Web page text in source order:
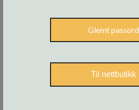
Glemt passord
Til nettbutikk